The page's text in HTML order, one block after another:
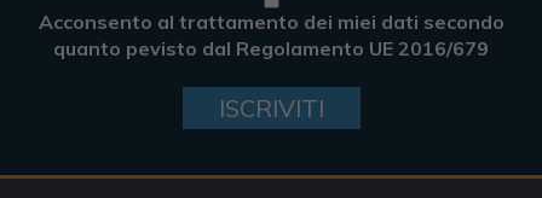
Acconsento al trattamento dei miei dati secondo
quanto pevisto dal Regolamento UE 2016/679
ISCRIVITI